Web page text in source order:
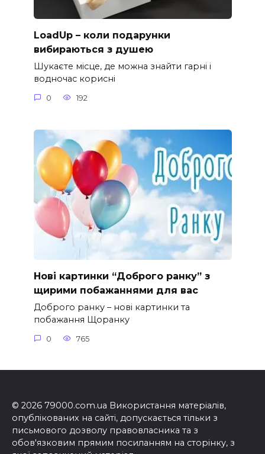
LoadUp – коли подарунки
вибираються з душею
Шукаєте місце, де можна знайти гарні і
водночас корисні
0 192
Нові картинки “Доброго ранку” з
щирими побажаннями для вас
Доброго ранку – нові картинки та
побажання Щоранку
0 765
© 2026 79000.com.ua Використання матеріалів,
опублікованих на сайті, допускається тільки з
письмового дозволу правовласника та з
обов'язковим прямим посиланням на сторінку, з